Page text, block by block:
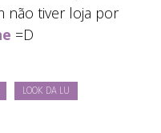
não tiver loja por
=D
LOOK DA LU